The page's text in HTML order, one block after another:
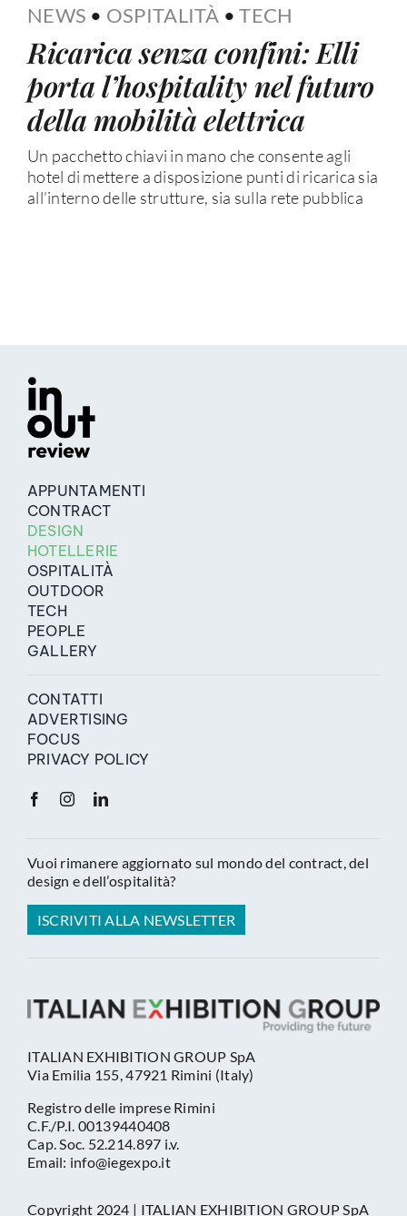
NEWS • OSPITALITÀ •TECH
Ricarica senza confini: Elli
porta l’hospitality nel futuro
della mobilità elettrica
Un pacchetto chiavi in mano che consente agli
hotel di mettere a disposizione punti di ricarica sia
all’interno delle strutture, sia sulla rete pubblica
APPUNTAMENTI
CONTRACT
DESIGN
HOTELLERIE
OSPITALITÀ
OUTDOOR
TECH
PEOPLE
GALLERY
CONTATTI
ADVERTISING
FOCUS
PRIVACY POLICY
Vuoi rimanere aggiornato sul mondo del contract, del
design e dell’ospitalità?
ISCRIVITI ALLA NEWSLETTER
ITALIAN EXHIBITION GROUP SpA
Via Emilia 155, 47921 Rimini (Italy)
Registro delle imprese Rimini
C.F./P.I. 00139440408
Cap. Soc. 52.214.897 i.v.
Email: info@iegexpo.it
Copyright 2024 | ITALIAN EXHIBITION GROUP SpA